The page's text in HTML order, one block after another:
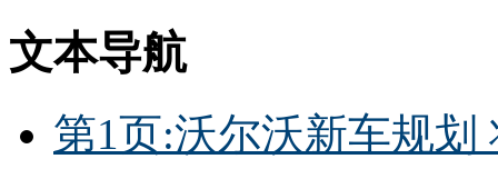
文本导航
第1页:沃尔沃新车规划